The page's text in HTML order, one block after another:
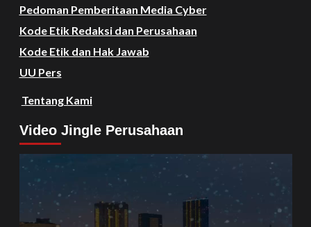
Pedoman Pemberitaan Media Cyber
Kode Etik Redaksi dan Perusahaan
Kode Etik dan Hak Jawab
UU Pers
Tentang Kami
Video Jingle Perusahaan
Video
Player